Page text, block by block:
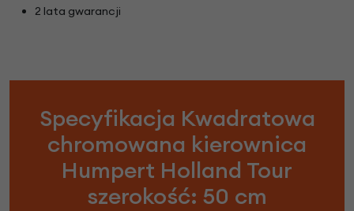
2 lata gwarancji
Specyfikacja Kwadratowa
chromowana kierownica
Humpert Holland Tour
szerokość: 50 cm